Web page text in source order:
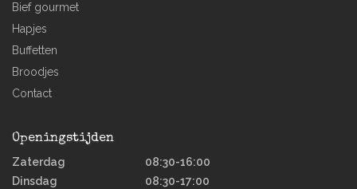
Bief gourmet
Hapjes
Buffetten
Broodjes
Contact
Openingstijden
Zaterdag
08:30-16:00
Dinsdag
08:30-17:00